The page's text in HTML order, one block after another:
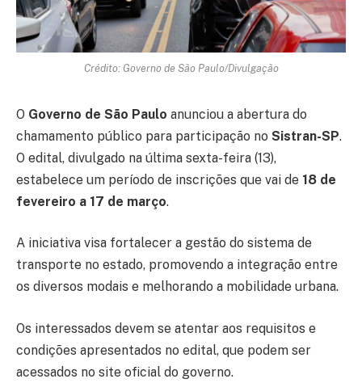
Crédito: Governo de São Paulo/Divulgação
O Governo de São Paulo anunciou a abertura do
chamamento público para participação no Sistran-SP.
O edital, divulgado na última sexta-feira (13),
estabelece um período de inscrições que vai de 18 de
fevereiro a 17 de março.
A iniciativa visa fortalecer a gestão do sistema de
transporte no estado, promovendo a integração entre
os diversos modais e melhorando a mobilidade urbana.
Os interessados devem se atentar aos requisitos e
condições apresentados no edital, que podem ser
acessados no site oficial do governo.